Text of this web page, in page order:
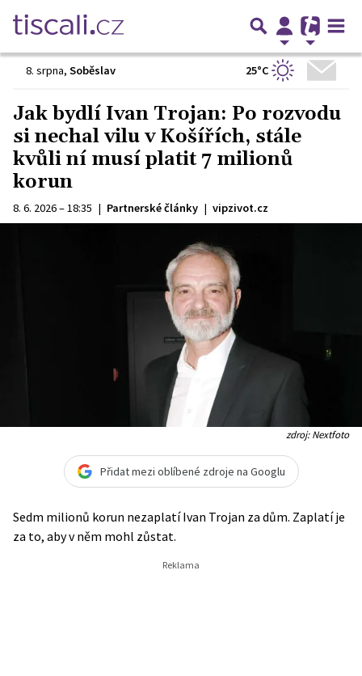
8. srpna, Soběslav 25°C
Jak bydlí Ivan Trojan: Po rozvodu
si nechal vilu v Košířích, stále
kvůli ní musí platit 7 milionů
korun
8. 6. 2026 – 18:35 | Partnerské články | vipzivot.cz
zdroj: Nextfoto
Přidat mezi oblíbené zdroje na Googlu
Sedm milionů korun nezaplatí Ivan Trojan za dům. Zaplatí je
za to, aby v něm mohl zůstat.